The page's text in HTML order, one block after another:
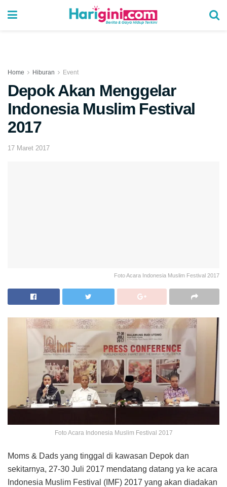
Home Hiburan Event
Depok Akan Menggelar
Indonesia Muslim Festival
2017
17 Maret 2017
Foto Acara Indonesia Muslim Festival 2017
Foto Acara Indonesia Muslim Festival 2017
Moms & Dads yang tinggal di kawasan Depok dan
sekitarnya, 27-30 Juli 2017 mendatang datang ya ke acara
Indonesia Muslim Festival (IMF) 2017 yang akan diadakan